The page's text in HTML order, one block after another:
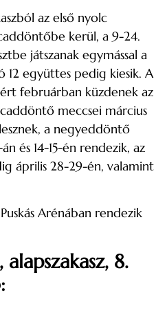
az első nyolc
kerül, a 9-24.
játszanak egymással a
12 együttes pedig kiesik. A
februárban küzdenek az
meccsei március
a negyeddöntő
és 14-15-én rendezik, az
április 28-29-én, valamint
Arénában rendezik
8.